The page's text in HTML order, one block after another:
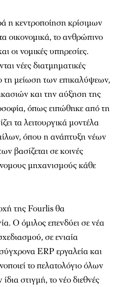
η κεντροποίηση κρίσιμων
οικονομικά, το ανθρώπινο
οι νομικές υπηρεσίες.
νέες διατμηματικές
τη μείωση των επικαλύψεων,
και την αύξηση της
όπως ειπώθηκε από τη
τα λειτουργικά μοντέλα
όπου η ανάπτυξη νέων
βασίζεται σε κοινές
μηχανισμούς κάθε
της Fourlis θα
Ο όμιλος επενδύει σε νέα
σε ενιαία
ERP εργαλεία και
το πελατολόγιο όλων
στιγμή, το νέο διεθνές